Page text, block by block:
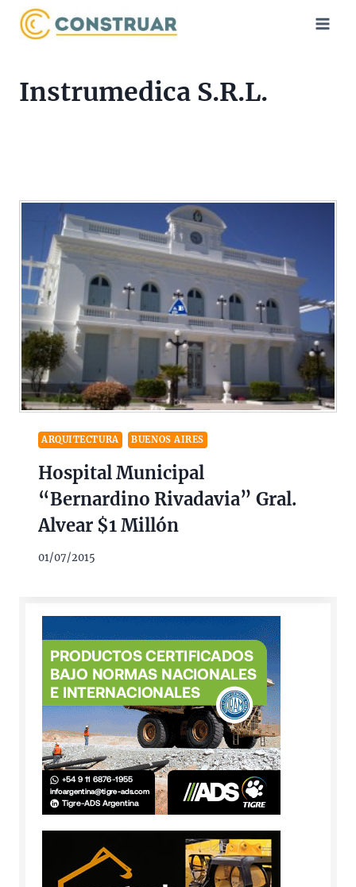
Saltar
Instrumedica S.R.L.
ARQUITECTURA BUENOS AIRES
Hospital Municipal
“Bernardino Rivadavia” Gral.
Alvear $1 Millón
01/07/2015